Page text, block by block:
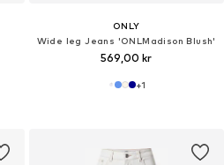
ONLY
Wide leg Jeans 'ONLMadison Blush'
569,00 kr
+1